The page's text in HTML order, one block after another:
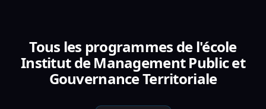
Tous les programmes de l'école
Institut de Management Public et
Gouvernance Territoriale